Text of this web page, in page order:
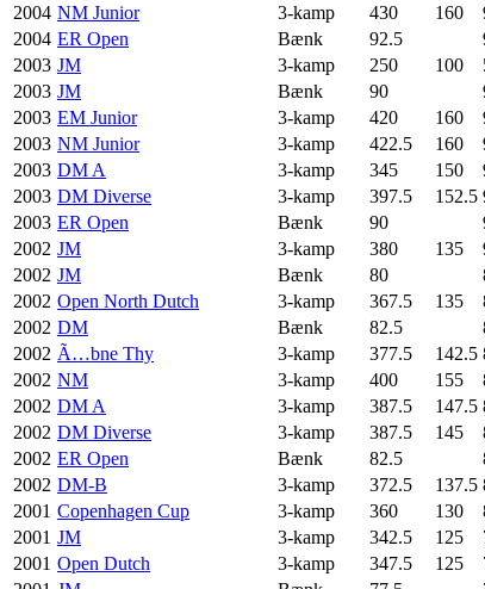
2004 NM Junior 3-kamp 430 160
2004 ER Open Bænk 92.5
2003 JM 3-kamp 250 100
2003 JM Bænk 90
2003 EM Junior 3-kamp 420 160
2003 NM Junior 3-kamp 422.5 160
2003 DM A 3-kamp 345 150
2003 DM Diverse 3-kamp 397.5 152.5
2003 ER Open Bænk 90
2002 JM 3-kamp 380 135
2002 JM Bænk 80
2002 Open North Dutch 3-kamp 367.5 135
2002 DM Bænk 82.5
2002 Ã…bne Thy 3-kamp 377.5 142.5
2002 NM 3-kamp 400 155
2002 DM A 3-kamp 387.5 147.5
2002 DM Diverse 3-kamp 387.5 145
2002 ER Open Bænk 82.5
2002 DM-B 3-kamp 372.5 137.5
2001 Copenhagen Cup 3-kamp 360 130
2001 JM 3-kamp 342.5 125
2001 Open Dutch 3-kamp 347.5 125